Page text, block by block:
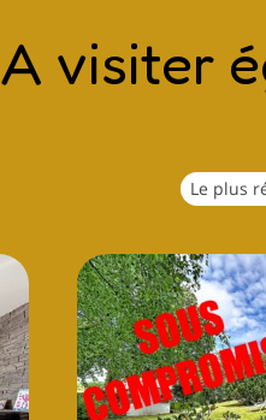
A visiter
Le plus